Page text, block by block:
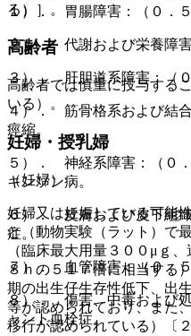
る）］。
高齢者
高齢者では慎重に投与する
いる）。
妊婦・授乳婦
（妊婦）
妊婦又は妊娠している可能
と（動物実験（ラット）で
（臨床最大用量３００μｇ
８ｈの５１７倍に相当する
期の出生仔生存性低下、出
等が認められており、また
移行が認められている）〔
１）． 胃腸障害：（０．
２）． 代謝および栄養障害
３）． 肝胆道系障害：（
４）． 筋骨格系および結
痙縮。
５）． 神経系障害：（０
キンソン病。
６）． 皮膚および皮下組
症。
７）． 血管障害：（０．
８）． 傷害、中毒および
ャント血栓症。